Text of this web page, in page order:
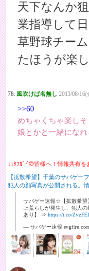
天下なんか
業指導して
草野球チー
たほうが楽
78: 風吹けば名無し 2013/08/
>>60
めちゃくちゃ楽し
娘とかと一緒にな
↓↓ﾀﾌｶﾞｲの皆様へ！情報共有を
【拡散希望】千葉のサバゲー
犯人の顔写真が公開される。
サバゲー速報☆【拡散希望
上荒らしが発生し、犯人
あり】 ⇒ https://t.co/
— サバゲー速報